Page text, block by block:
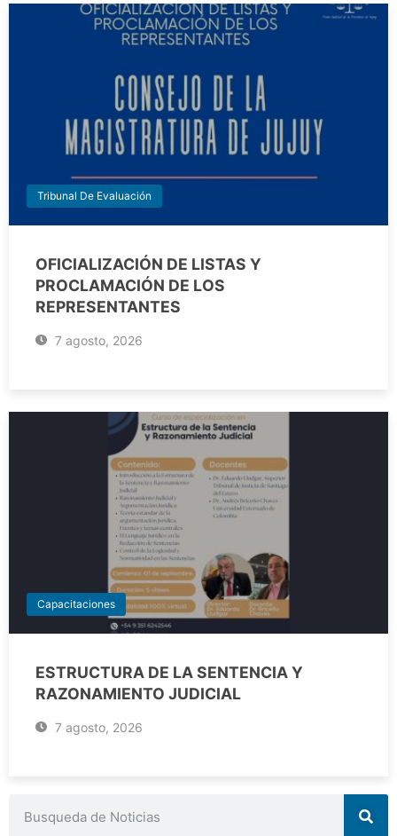
Tribunal De Evaluación
OFICIALIZACIÓN DE LISTAS Y
PROCLAMACIÓN DE LOS
REPRESENTANTES
7 agosto, 2026
Capacitaciones
ESTRUCTURA DE LA SENTENCIA Y
RAZONAMIENTO JUDICIAL
7 agosto, 2026